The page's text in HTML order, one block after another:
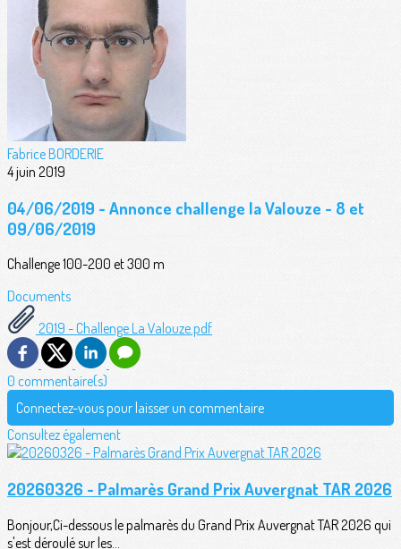
Fabrice BORDERIE
4 juin 2019
04/06/2019 - Annonce challenge la Valouze - 8 et
09/06/2019
Challenge 100-200 et 300 m
Documents
2019 - Challenge La Valouze.pdf
0 commentaire(s)
Connectez-vous pour laisser un commentaire
Consultez également
20260326 - Palmarès Grand Prix Auvergnat TAR 2026
Bonjour,Ci-dessous le palmarès du Grand Prix Auvergnat TAR 2026 qui
s'est déroulé sur les...